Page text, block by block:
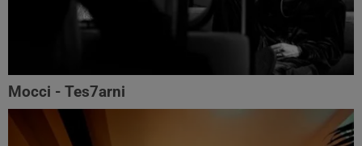
Mocci - Tes7arni